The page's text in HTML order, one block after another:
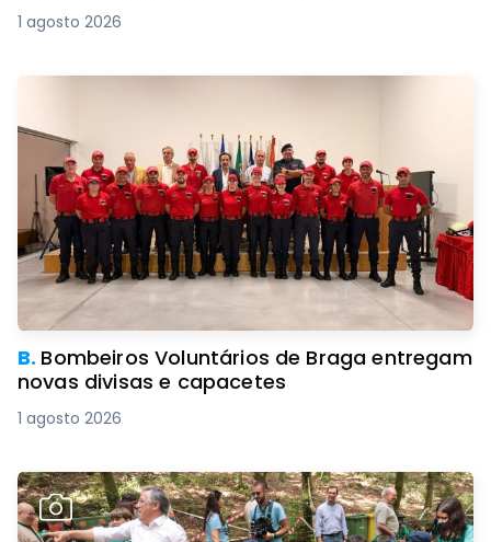
1 agosto 2026
B. Bombeiros Voluntários de Braga entregam
novas divisas e capacetes
1 agosto 2026